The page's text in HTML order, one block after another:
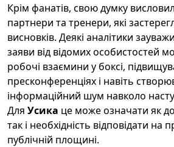
Крім фанатів, свою думку
партнери та тренери, які
висновків. Деякі аналітики
заяви від відомих особистостей
робочі взаємини у боксі,
пресконференціях і навіть
інформаційний шум навколо
Для Усика це може означати як
так і необхідність відповідати на
публічній площині.